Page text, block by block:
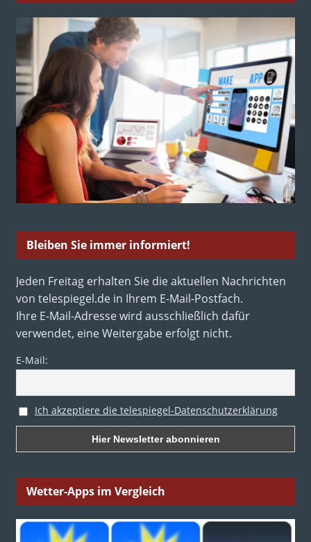
Bleiben Sie immer informiert!
Jeden Freitag erhalten Sie die aktuellen Nachrichten
von telespiegel.de in Ihrem E-Mail-Postfach.
Ihre E-Mail-Adresse wird ausschließlich dafür
verwendet, eine Weitergabe erfolgt nicht.
E-Mail:
Ich akzeptiere die telespiegel-Datenschutzerklärung
Wetter-Apps im Vergleich